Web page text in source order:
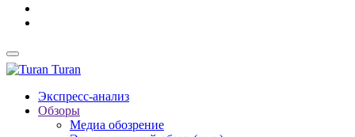
Turan
Экспресс-анализ
Обзоры
Медиа обозрение